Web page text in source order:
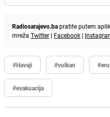
Radiosarajevo.bapratite putem
mreža Twitter | Facebook |
#Havaji #vulkan
#evakuacija